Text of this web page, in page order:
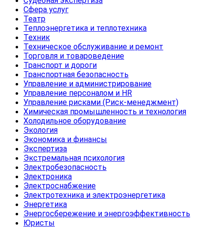
Сфера услуг
Театр
Теплоэнергетика и теплотехника
Техник
Техническое обслуживание и ремонт
Торговля и товароведение
Транспорт и дороги
Транспортная безопасность
Управление и администрирование
Управление персоналом и HR
Управление рисками (Риск-менеджмент)
Химическая промышленность и технология
Холодильное оборудование
Экология
Экономика и финансы
Экспертиза
Экстремальная психология
Электробезопасность
Электроника
Электроснабжение
Электротехника и электроэнергетика
Энергетика
Энергосбережение и энергоэффективность
Юристы